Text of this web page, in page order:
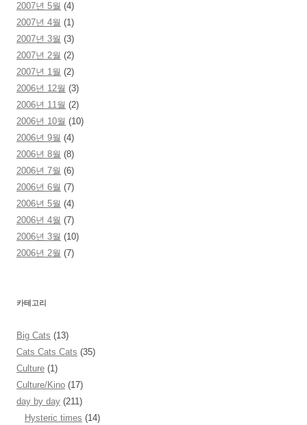
2007년 5월 (4)
2007년 4월 (1)
2007년 3월 (3)
2007년 2월 (2)
2007년 1월 (2)
2006년 12월 (3)
2006년 11월 (2)
2006년 10월 (10)
2006년 9월 (4)
2006년 8월 (8)
2006년 7월 (6)
2006년 6월 (7)
2006년 5월 (4)
2006년 4월 (7)
2006년 3월 (10)
2006년 2월 (7)
카테고리
Big Cats (13)
Cats Cats Cats (35)
Culture (1)
Culture/Kino (17)
day by day (211)
Hysteric times (14)